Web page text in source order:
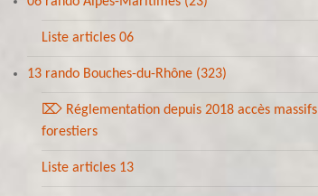
Liste articles 06
13 rando Bouches-du-Rhône (323)
⌦ Réglementation depuis 2018 accès massifs
forestiers
Liste articles 13